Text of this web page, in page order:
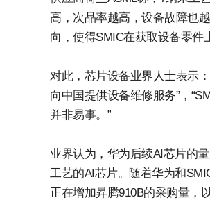
高，次品率越高，设备故障也
向，使得SMIC在获取设备零件
对此，芯片设备业界人士表示
向中国提供设备维修服务”，
并非易事。”
业界认为，华为后续AI芯片的
工艺的AI芯片。随着华为和
正在增加昇腾910B的采购量，